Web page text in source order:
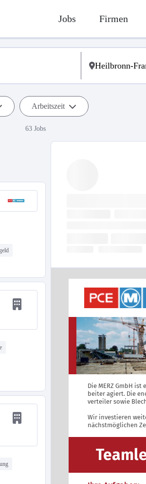
Jobs Firmen
Arbeitszeit
63 Jobs